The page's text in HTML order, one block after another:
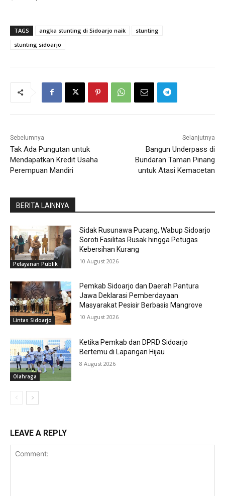
TAGS angka stunting di Sidoarjo naik
stunting
stunting sidoarjo
Sebelumnya
Tak Ada Pungutan untuk
Mendapatkan Kredit Usaha
Perempuan Mandiri
Selanjutnya
Bangun Underpass di
Bundaran Taman Pinang
untuk Atasi Kemacetan
BERITA LAINNYA
Pelayanan Publik
Sidak Rusunawa Pucang, Wabup Sidoarjo
Soroti Fasilitas Rusak hingga Petugas
Kebersihan Kurang
10 August 2026
Lintas Sidoarjo
Pemkab Sidoarjo dan Daerah Pantura
Jawa Deklarasi Pemberdayaan
Masyarakat Pesisir Berbasis Mangrove
10 August 2026
Olahraga
Ketika Pemkab dan DPRD Sidoarjo
Bertemu di Lapangan Hijau
8 August 2026
LEAVE A REPLY